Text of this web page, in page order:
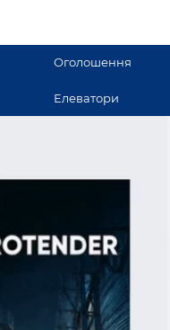
Оголошення
Елеватори